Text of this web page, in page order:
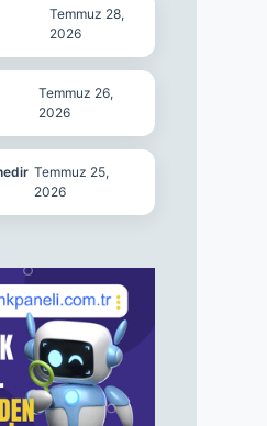
Temmuz 28,
2026
Temmuz 26,
2026
Temmuz 25,
2026